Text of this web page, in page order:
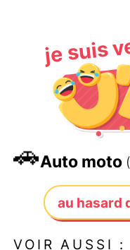
je suis
🚗Auto moto
au hasard
VOIR AUSSI :